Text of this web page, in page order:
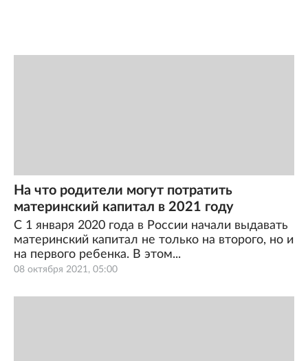
08 октября 2021, 05:00
На что родители могут потратить
материнский капитал в 2021 году
С 1 января 2020 года в России начали выдавать
материнский капитал не только на второго, но и
на первого ребенка. В этом...